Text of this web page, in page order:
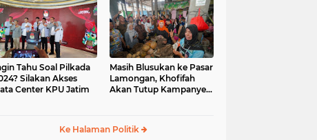
Tahu Soal Pilkada
Silakan Akses
Center KPU Jatim
Masih Blusukan ke Pasar
Lamongan, Khofifah
Akan Tutup Kampanye
Ke Halaman Politik